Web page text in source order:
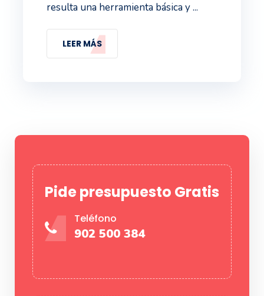
resulta una herramienta básica y ...
LEER MÁS
Pide presupuesto Gratis
Teléfono
902 500 384